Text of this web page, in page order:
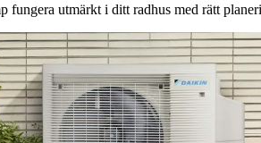
fungera utmärkt i ditt radhus med rätt